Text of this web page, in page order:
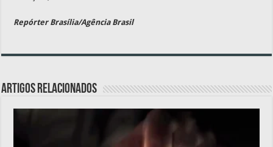
Repórter Brasília/Agência Brasil
Artigos relacionados